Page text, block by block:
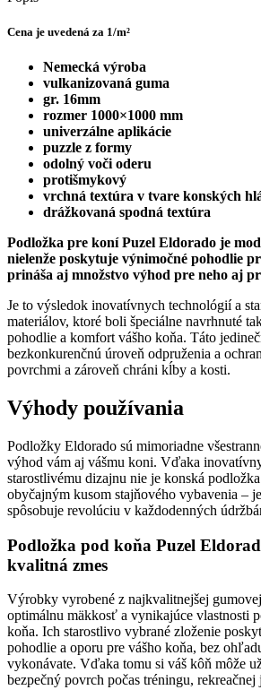
Cena je uvedená za 1/m²
Nemecká výroba
vulkanizovaná guma
gr. 16mm
rozmer 1000×1000 mm
univerzálne aplikácie
puzzle z formy
odolný voči oderu
protišmykový
vrchná textúra v tvare konských
drážkovaná spodná textúra
Podložka pre koní Puzel Eldorado je
nielenže poskytuje výnimočné pohodlie
prináša aj množstvo výhod pre neho aj
Je to výsledok inovatívnych technológií a
materiálov, ktoré boli špeciálne navrhnuté
pohodlie a komfort vášho koňa. Táto
bezkonkurenčnú úroveň odpruženia a
povrchmi a zároveň chráni kĺby a kosti.
Výhody používania
Podložky Eldorado sú mimoriadne
výhod vám aj vášmu koni. Vďaka
starostlivému dizajnu nie je konská
obyčajným kusom stajňového vybavenia –
spôsobuje revolúciu v každodenných
Podložka pod koňa Puzel
kvalitná zmes
Výrobky vyrobené z najkvalitnejšej
optimálnu mäkkosť a vynikajúce vlastnosti
koňa. Ich starostlivo vybrané zloženie
pohodlie a oporu pre vášho koňa, bez
vykonávate. Vďaka tomu si váš kôň môže
bezpečný povrch počas tréningu, rekreačnej